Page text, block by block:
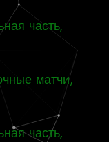
часть,
матчи,
часть,